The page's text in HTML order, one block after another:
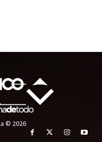
© 2026